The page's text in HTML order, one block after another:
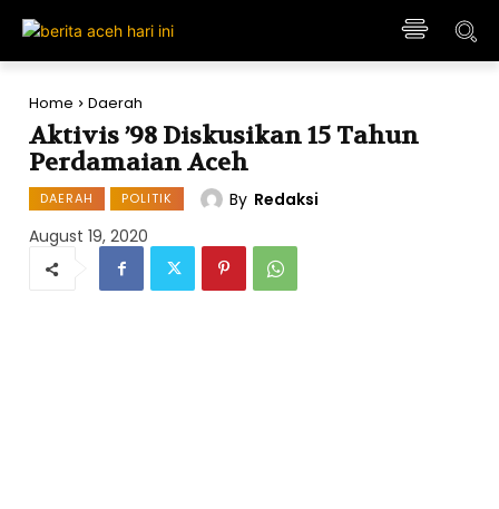
Home Daerah
Aktivis ’98 Diskusikan 15 Tahun
Perdamaian Aceh
DAERAH POLITIK By Redaksi
August 19, 2020